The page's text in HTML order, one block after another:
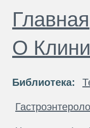
Главная
О
Библиотека: